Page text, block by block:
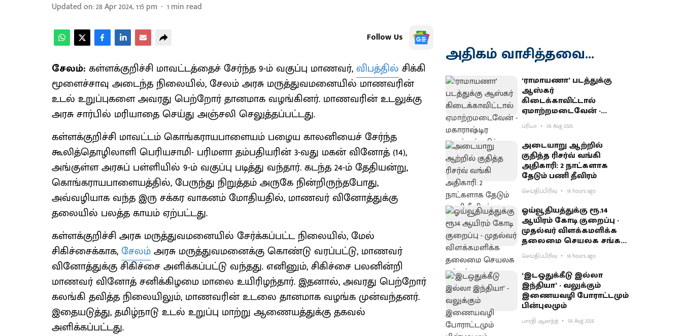
Updated on:28 Apr 2024, 1:15 pm 1min read
Follow Us
சேலம்: கள்ளக்குறிச்சி மாவட்டத்தைச் சேர்ந்த 9-ம் வகுப்பு மாணவர், விபத்தில் சிக்கி
மூளைச்சாவு அடைந்த நிலையில், சேலம் அரசு மருத்துவமனையில் மாணவரின்
உடல் உறுப்புகளை அவரது பெற்றோர் தானமாக வழங்கினர். மாணவரின் உடலுக்கு
அரசு சார்பில் மரியாதை செய்து அஞ்சலி செலுத்தப்பட்டது.
கள்ளக்குறிச்சி மாவட்டம் கொங்கராயபாளையம் பழைய காலனியைச் சேர்ந்த
கூலித்தொழிலாளி பெரியசாமி- பரிமளா தம்பதியரின் 3-வது மகன் வினோத் (14),
அங்குள்ள அரசுப் பள்ளியில் 9-ம் வகுப்பு படித்து வந்தார். கடந்த 24-ம் தேதியன்று,
கொங்கராயபாளையத்தில், பேருந்து நிறுத்தம் அருகே நின்றிருந்தபோது,
அவ்வழியாக வந்த இரு சக்கர வாகனம் மோதியதில், மாணவர் வினோத்துக்கு
தலையில் பலத்த காயம் ஏற்பட்டது.
கள்ளக்குறிச்சி அரசு மருத்துவமனையில் சேர்க்கப்பட்ட நிலையில், மேல்
சிகிச்சைக்காக,சேலம்அரசு மருத்துவமனைக்கு கொண்டு வரப்பட்டு, மாணவர்
வினோத்துக்கு சிகிச்சை அளிக்கப்பட்டு வந்தது. எனினும், சிகிச்சை பலனின்றி
மாணவர் வினோத் சனிக்கிழமை மாலை உயிரிழந்தார். இதனால், அவரது பெற்றோர்
கலங்கி தவித்த நிலையிலும், மாணவரின் உடலை தானமாக வழங்க முன்வந்தனர்.
இதையடுத்து, தமிழ்நாடு உடல் உறுப்பு மாற்று ஆணையத்துக்கு தகவல்
அளிக்கப்பட்டது.
அதிகம் வாசித்தவை...
‘ராமாயணா’ படத்துக்கு
ஆஸ்கர்
கிடைக்காவிட்டால்
ஏமாற்றமடைவேன் -
மகாராஷ்டிர முதல்வர்
பகிர்வு
ப்ரியா 06 Aug 2026
அடையாறு ஆற்றில்
குதித்த ரிசர்வ் வங்கி
அதிகாரி: 2 நாட்களாக
தேடும் பணி தீவிரம்
செய்திப்பிரிவு 18 hours ago
ஓய்வூதியத்துக்கு ரூ.14
ஆயிரம் கோடி குறைப்பு -
முதல்வர் விளக்கமளிக்க
தலைமை செயலக சங்கம்
வலியுறுத்தல்
செய்திப்பிரிவு 18 hours ago
‘இடஒதுக்கீடு இல்லா
இந்தியா’ - வலுக்கும்
இணையவழி போராட்டமும்
பின்புலமும்
பாரதி ஆனந்த் 06 Aug 2026